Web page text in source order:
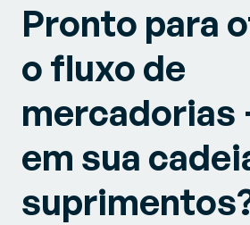
Pronto para
o fluxo de
mercadorias
em sua